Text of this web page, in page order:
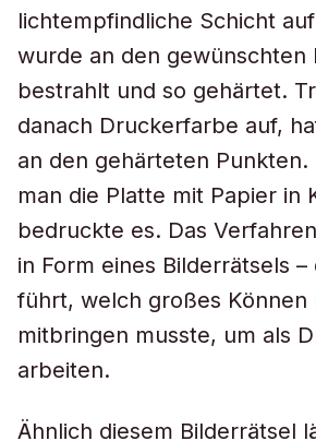
lichtempfindliche Schicht
wurde an den gewünschten
bestrahlt und so gehärtet.
danach Druckerfarbe auf,
an den gehärteten Punkten.
man die Platte mit Papier in
bedruckte es. Das
in Form eines Bilderrätsels
führt, welch großes Können
mitbringen musste, um als
arbeiten.
Ähnlich diesem Bilderrätsel